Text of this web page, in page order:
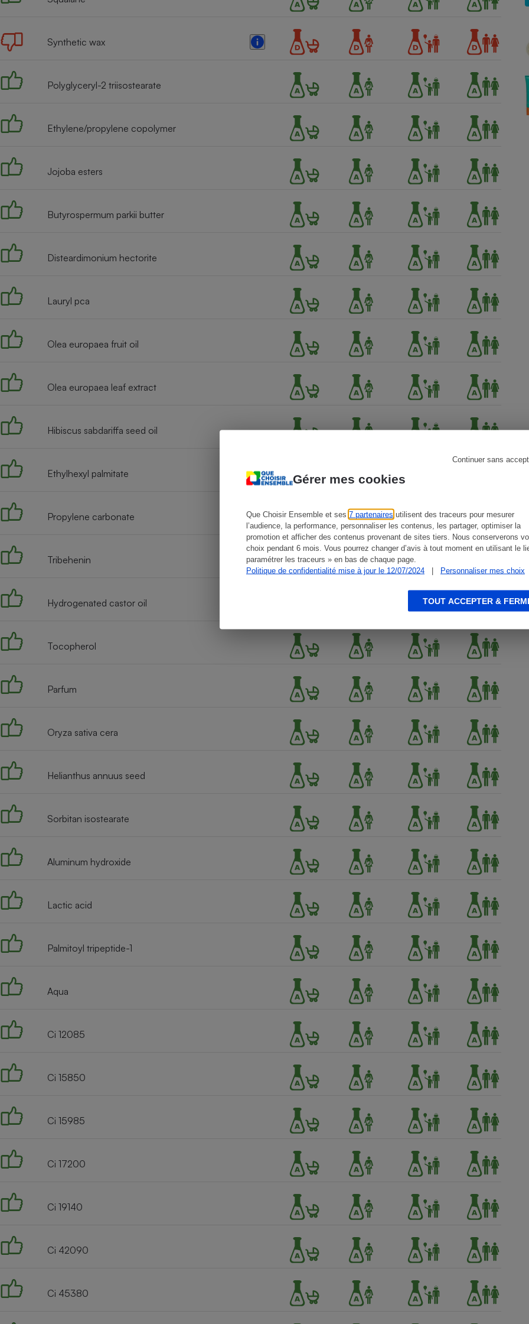
Gérer mes cookies
Que Choisir Ensemble et ses 7 partenaires utilisent des traceurs pour mesurer
l’audience, la performance, personnaliser les contenus, les partager, optimiser la
promotion et afficher des contenus provenant de sites tiers. Nous conserverons
choix pendant 6 mois. Vous pourrez changer d’avis à tout moment en utilisant le
paramétrer les traceurs » en bas de chaque page.
Politique de confidentialité mise à jour le 12/07/2024
| Personnaliser mes choix
Continuer sans
TOUT ACCEPTER &
Synthetic wax
Polyglyceryl-2 triisostearate
Ethylene/propylene copolymer
Jojoba esters
Butyrospermum parkii butter
Disteardimonium hectorite
Lauryl pca
Olea europaea fruit oil
Olea europaea leaf extract
Hibiscus sabdariffa seed oil
Ethylhexyl palmitate
Propylene carbonate
Tribehenin
Hydrogenated castor oil
Tocopherol
Parfum
Oryza sativa cera
Helianthus annuus seed
Sorbitan isostearate
Aluminum hydroxide
Lactic acid
Palmitoyl tripeptide-1
Aqua
Ci 12085
Ci 15850
Ci 15985
Ci 17200
Ci 19140
Ci 42090
Ci 45380
Téléphone mobile -
Appareil photo
numérique
Électricité - Gaz
Lessive